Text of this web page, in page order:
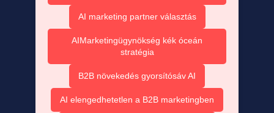
AI marketing partner választás
AIMarketingügynökség kék óceán
stratégia
B2B növekedés gyorsítósáv AI
AI elengedhetetlen a B2B marketingben